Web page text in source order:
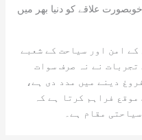
علاقے کو دنیا بھر میں
امن اور سیاحت کے شعبے
نے نہ صرف سوات
دینے میں مدد دی ہے،
فراہم کرتا ہے کہ
مقام ہے۔